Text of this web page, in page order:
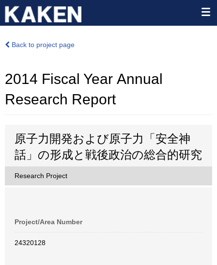
Back to project page
2014 Fiscal Year Annual
Research Report
原子力開発および原子力「安全神
話」の形成と戦後政治の総合的研究
Research Project
Project/Area Number
24320128